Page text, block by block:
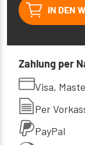
IN DEN
Zahlung per
Visa,
Per
PayPal